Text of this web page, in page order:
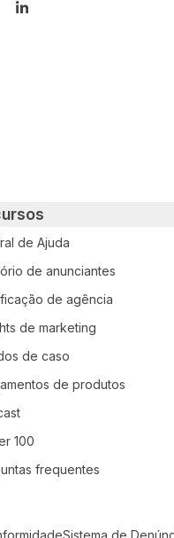
no Twitterno Facebook
Compartilhar no LinkedIn
de Ajuda
de anunciantes
de agência
de marketing
de caso
de produtos
100
frequentes